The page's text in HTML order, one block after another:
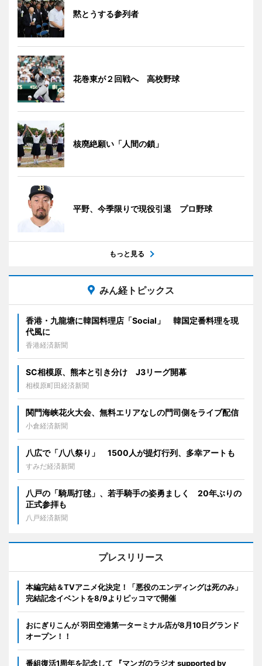
黙とうする参列者
花巻東が２回戦へ 高校野球
核廃絶願い「人間の鎖」
平野、今季限りで現役引退 プロ野球
もっと見る
みん経トピックス
香港・九龍塘に韓国料理店「Social」 韓国定番料理を現
代風に
香港経済新聞
SC相模原、熊本と引き分け J3リーグ開幕
相模原町田経済新聞
関門海峡花火大会、無料エリアなしの門司側をライブ配信
小倉経済新聞
八広で「八八祭り」 1500人が提灯行列、多幸アートも
すみだ経済新聞
八戸の「騎馬打毬」、若手騎手の姿勇ましく 20年ぶりの
正式参拝も
八戸経済新聞
プレスリリース
本編完結＆TVアニメ化決定！「悪役のエンディングは死のみ」
完結記念イベントを8/9よりピッコマで開催
おにぎりこんが 羽田空港第一ターミナル店が8月10日グランド
オープン！！
番組復活1周年を記念して 『マンガのラジオ supported by